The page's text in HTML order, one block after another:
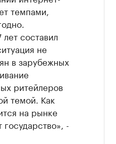
темпами,
составил
не
в зарубежных
ритейлеров
темой. Как
на рынке
-